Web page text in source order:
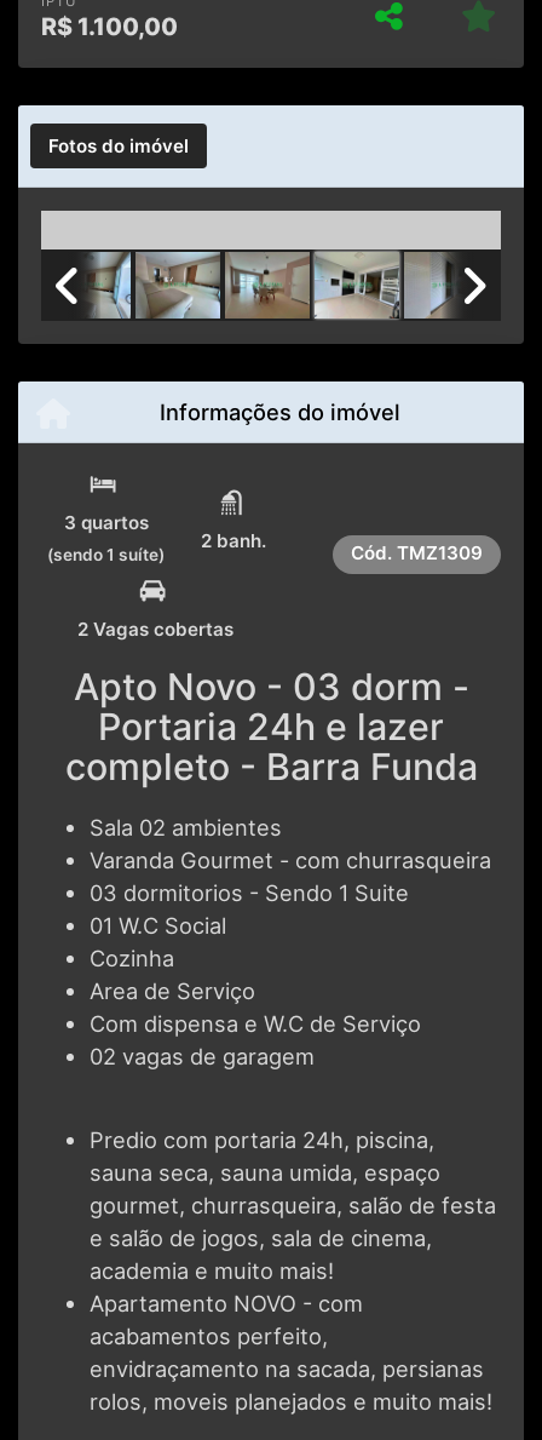
R$ 1.100,00
Fotos do imóvel
Previous Next
Informações do imóvel
3 quartos
(sendo 1 suíte)
2 banh.
2 Vagas cobertas
Cód. TMZ1309
Apto Novo - 03 dorm -
Portaria 24h e lazer
completo - Barra Funda
Sala 02 ambientes
Varanda Gourmet - com churrasqueira
03 dormitorios - Sendo 1 Suite
01 W.C Social
Cozinha
Area de Serviço
Com dispensa e W.C de Serviço
02 vagas de garagem
Predio com portaria 24h, piscina,
sauna seca, sauna umida, espaço
gourmet, churrasqueira, salão de festa
e salão de jogos, sala de cinema,
academia e muito mais!
Apartamento NOVO - com
acabamentos perfeito,
envidraçamento na sacada, persianas
rolos, moveis planejados e muito mais!